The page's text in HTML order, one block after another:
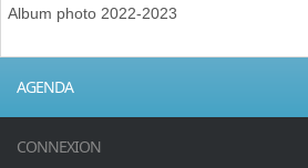
Album photo 2022-2023
AGENDA
CONNEXION